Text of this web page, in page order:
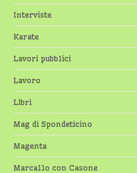
Interviste
Karate
Lavori pubblici
Lavoro
Libri
Mag di Spondeticino
Magenta
Marcallo con Casone